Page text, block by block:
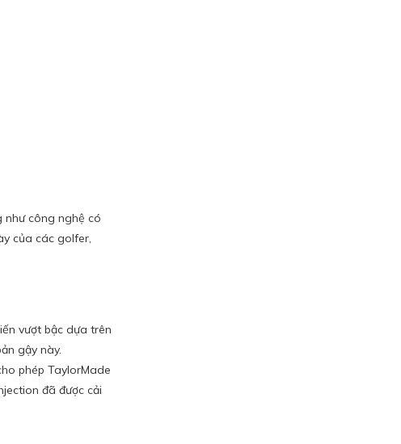
như công nghệ có
của các golfer,
vượt bậc dựa trên
gậy này.
phép TaylorMade
đã được cải